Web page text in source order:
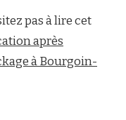
pas à lire cet
après
à Bourgoin-